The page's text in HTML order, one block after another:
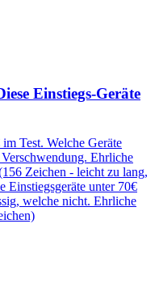
Einstiegs-Geräte
Test. Welche Geräte
Ehrliche
Zeichen - leicht zu lang,
Einstiegsgeräte unter 70€
welche nicht. Ehrliche